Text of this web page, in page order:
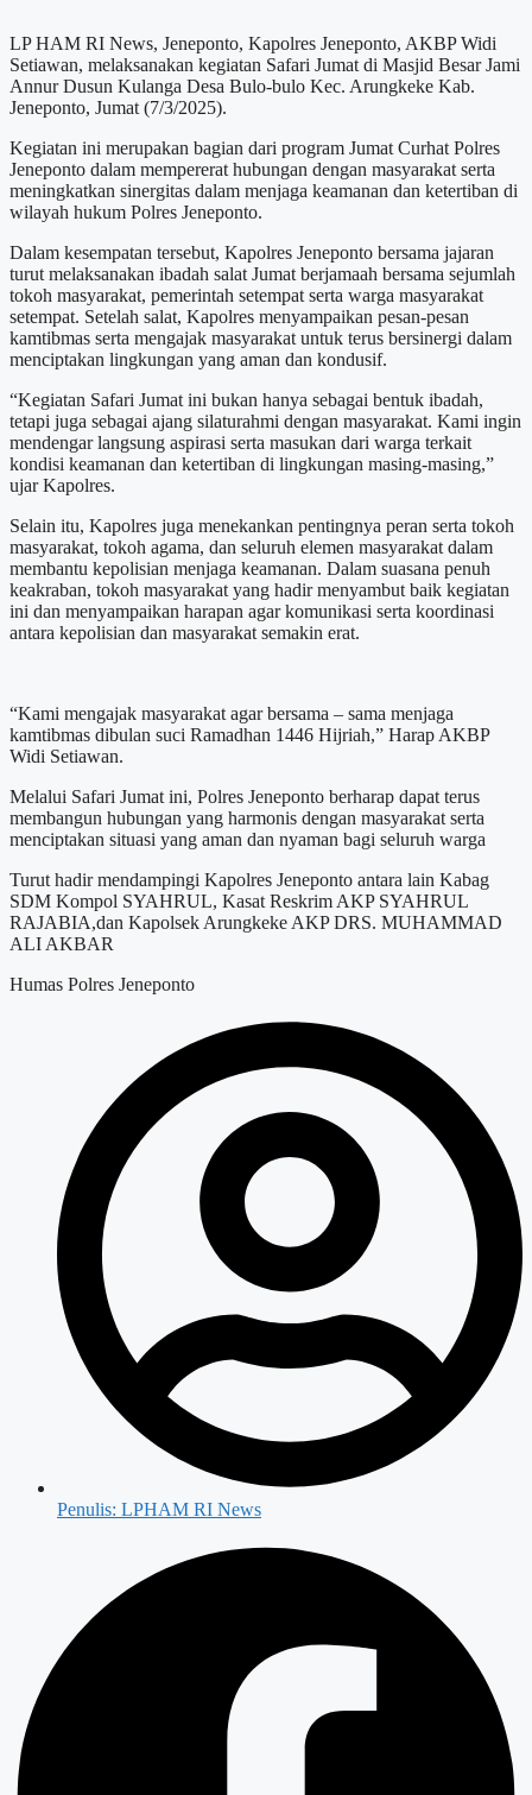
LP HAM RI News, Jeneponto, Kapolres Jeneponto, AKBP Widi
Setiawan, melaksanakan kegiatan Safari Jumat di Masjid Besar Jami
Annur Dusun Kulanga Desa Bulo-bulo Kec. Arungkeke Kab.
Jeneponto, Jumat (7/3/2025).
Kegiatan ini merupakan bagian dari program Jumat Curhat Polres
Jeneponto dalam mempererat hubungan dengan masyarakat serta
meningkatkan sinergitas dalam menjaga keamanan dan ketertiban di
wilayah hukum Polres Jeneponto.
Dalam kesempatan tersebut, Kapolres Jeneponto bersama jajaran
turut melaksanakan ibadah salat Jumat berjamaah bersama sejumlah
tokoh masyarakat, pemerintah setempat serta warga masyarakat
setempat. Setelah salat, Kapolres menyampaikan pesan-pesan
kamtibmas serta mengajak masyarakat untuk terus bersinergi dalam
menciptakan lingkungan yang aman dan kondusif.
“Kegiatan Safari Jumat ini bukan hanya sebagai bentuk ibadah,
tetapi juga sebagai ajang silaturahmi dengan masyarakat. Kami ingin
mendengar langsung aspirasi serta masukan dari warga terkait
kondisi keamanan dan ketertiban di lingkungan masing-masing,”
ujar Kapolres.
Selain itu, Kapolres juga menekankan pentingnya peran serta tokoh
masyarakat, tokoh agama, dan seluruh elemen masyarakat dalam
membantu kepolisian menjaga keamanan. Dalam suasana penuh
keakraban, tokoh masyarakat yang hadir menyambut baik kegiatan
ini dan menyampaikan harapan agar komunikasi serta koordinasi
antara kepolisian dan masyarakat semakin erat.
“Kami mengajak masyarakat agar bersama – sama menjaga
kamtibmas dibulan suci Ramadhan 1446 Hijriah,” Harap AKBP
Widi Setiawan.
Melalui Safari Jumat ini, Polres Jeneponto berharap dapat terus
membangun hubungan yang harmonis dengan masyarakat serta
menciptakan situasi yang aman dan nyaman bagi seluruh warga
Turut hadir mendampingi Kapolres Jeneponto antara lain Kabag
SDM Kompol SYAHRUL, Kasat Reskrim AKP SYAHRUL
RAJABIA,dan Kapolsek Arungkeke AKP DRS. MUHAMMAD
ALI AKBAR
Humas Polres Jeneponto
Penulis: LPHAM RI News